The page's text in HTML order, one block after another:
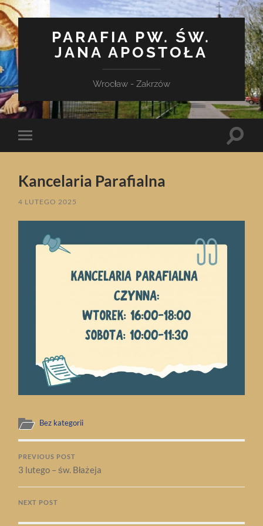
PARAFIA PW. ŚW.
JANA APOSTOŁA
Wrocław - Zakrzów
Toggle
mobile
Toggle
Kancelaria Parafialna
4 LUTEGO 2025
Bez kategorii
PREVIOUS POST
3 lutego – św. Błażeja
NEXT POST